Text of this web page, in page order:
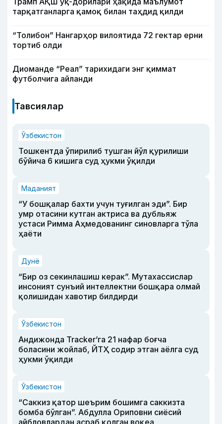
тарқатганларга қамоқ билан таҳдид қилди
“Толибон” Нангарҳор вилоятида 72 гектар ерни
тортиб олди
Диоманде “Реал” тарихидаги энг қиммат
футболчига айланди
Тавсиялар
Ўзбекистон
Тошкентда ўпирилиб тушган йўл қурилиши
бўйича 6 кишига суд ҳукми ўқилди
Маданият
“У бошқалар бахти учун туғилган эди”. Бир
умр отасини кутган актриса ва дубльяж
устаси Римма Аҳмедованинг синовларга тўла
ҳаёти
Дунё
“Бир оз секинлашиш керак”. Мутахассислар
инсоният сунъий интеллектни бошқара олмай
қолишидан хавотир билдирди
Ўзбекистон
Андижонда Tracker’га 21 нафар боғча
боласини жойлаб, ЙТҲ содир этган аёлга суд
ҳукми ўқилди
Ўзбекистон
“Саккиз қатор шеърим бошимга саккизта
бомба бўлган”. Абдулла Ориповни сиёсий